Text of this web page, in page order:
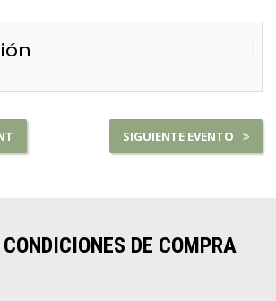
SIGUIENTE EVENTO
DE COMPRA